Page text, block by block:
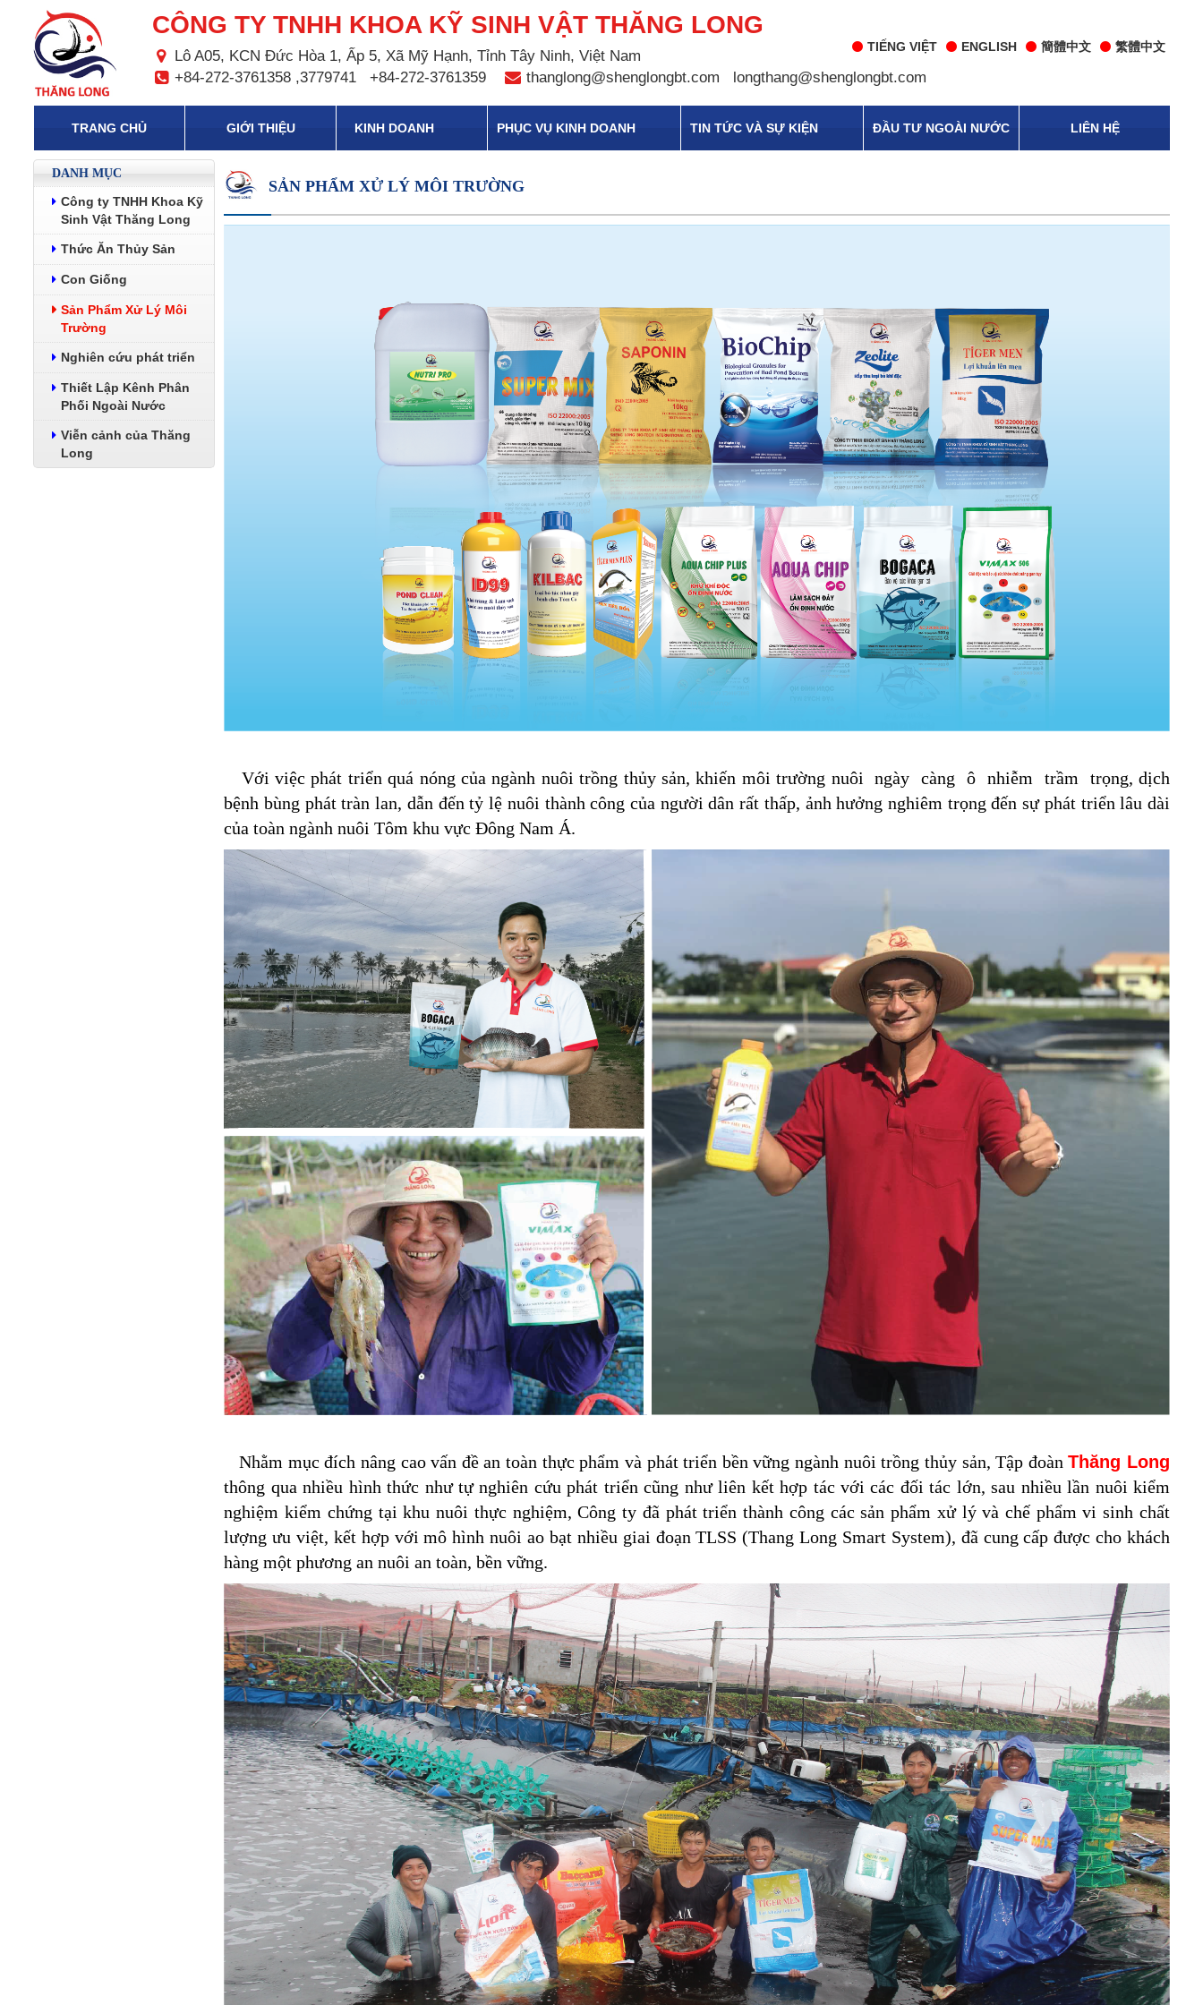
TIẾNG VIỆT ENGLISH 簡體中文 繁體中文
CÔNG TY TNHH KHOA KỸ SINH VẬT THĂNG LONG
Lô A05, KCN Đức Hòa 1, Ấp 5, Xã Mỹ Hạnh, Tỉnh Tây Ninh, Việt Nam
+84-272-3761358 ,3779741
+84-272-3761359 thanglong@shenglongbt.com longthang@shenglongbt.com
TRANG CHỦ GIỚI THIỆU KINH DOANH PHỤC VỤ KINH DOANH TIN TỨC VÀ SỰ KIỆN ĐẦU TƯ NGOÀI NƯỚC LIÊN HỆ
DANH MỤC
Công ty TNHH Khoa Kỹ
Sinh Vật Thăng Long
Thức Ăn Thủy Sản
Con Giống
Sản Phẩm Xử Lý Môi
Trường
Nghiên cứu phát triển
Thiết Lập Kênh Phân
Phối Ngoài Nước
Viễn cảnh của Thăng
Long
SẢN PHẨM XỬ LÝ MÔI TRƯỜNG
Với việc phát triển quá nóng của ngành nuôi trồng thủy sản, khiến môi trường nuôi ngày càng ô nhiễm trầm trọng, dịch
bệnh bùng phát tràn lan, dẫn đến tỷ lệ nuôi thành công của người dân rất thấp, ảnh hưởng nghiêm trọng đến sự phát triển lâu dài
của toàn ngành nuôi Tôm khu vực Đông Nam Á.
Nhằm mục đích nâng cao vấn đề an toàn thực phẩm và phát triển bền vững ngành nuôi trồng thủy sản, Tập đoànThăng Long
thông qua nhiều hình thức như tự nghiên cứu phát triển cũng như liên kết hợp tác với các đối tác lớn, sau nhiều lần nuôi kiểm
nghiệm kiểm chứng tại khu nuôi thực nghiệm, Công ty đã phát triển thành công các sản phẩm xử lý và chế phẩm vi sinh chất
lượng ưu việt, kết hợp với mô hình nuôi ao bạt nhiều giai đoạn TLSS (Thang Long Smart System), đã cung cấp được cho khách
hàng một phương an nuôi an toàn, bền vững.